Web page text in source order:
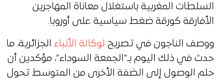
السلطات المغربية باستغلال معاناة المهاجرين
الأفارقة كورقة ضغط سياسية على أوروبا.
ووصف الناجون في تصريح لوكالة الأنباء الجزائرية، ما
حدث في ذلك اليوم بـ”الجمعة السوداء”، مؤكدين أن
حلم الوصول إلى الضفة الأخرى من المتوسط تحول